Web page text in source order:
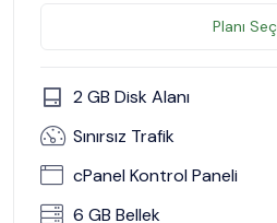
Planı Seç
2 GB Disk Alanı
Sınırsız Trafik
cPanel Kontrol Paneli
6 GB Bellek